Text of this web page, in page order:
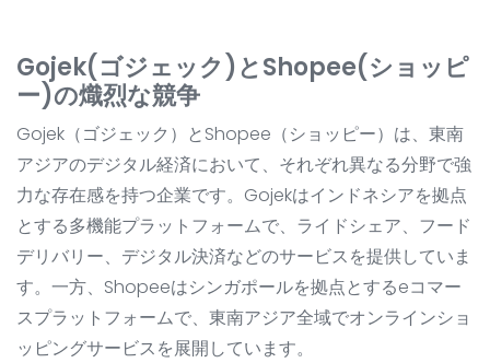
Gojek(ゴジェック)とShopee(ショッピ
ー)の熾烈な競争
Gojek（ゴジェック）とShopee（ショッピー）は、東南
アジアのデジタル経済において、それぞれ異なる分野で強
力な存在感を持つ企業です。Gojekはインドネシアを拠点
とする多機能プラットフォームで、ライドシェア、フード
デリバリー、デジタル決済などのサービスを提供していま
す。一方、Shopeeはシンガポールを拠点とするeコマー
スプラットフォームで、東南アジア全域でオンラインショ
ッピングサービスを展開しています。